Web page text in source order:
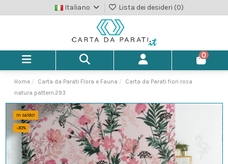
Italiano Lista dei desideri (0)
0
Home Carta da Parati Flora e Fauna
Carta da Parati fiori rosa
natura pattern.293
In saldo!
-30%